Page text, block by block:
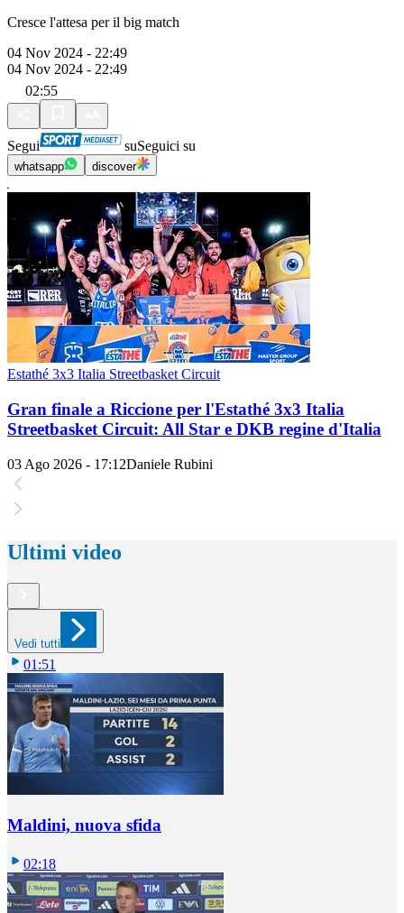
Cresce l'attesa per il big match
04 Nov 2024 - 22:49
04 Nov 2024 - 22:49
02:55
Segui suSeguici su
whatsapp discover
Estathé 3x3 Italia Streetbasket Circuit
Gran finale a Riccione per l'Estathé 3x3 Italia
Streetbasket Circuit: All Star e DKB regine d'Italia
03 Ago 2026 - 17:12Daniele Rubini
Ultimi video
Vedi tutti
01:51
Maldini, nuova sfida
02:18